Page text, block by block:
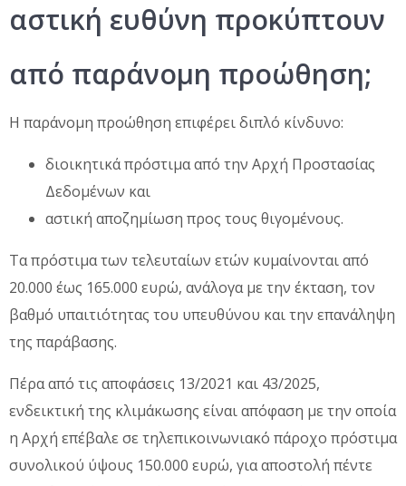
αστική ευθύνη προκύπτουν
από παράνομη προώθηση;
Η παράνομη προώθηση επιφέρει διπλό κίνδυνο:
διοικητικά πρόστιμα από την Αρχή Προστασίας
Δεδομένων και
αστική αποζημίωση προς τους θιγομένους.
Τα πρόστιμα των τελευταίων ετών κυμαίνονται από
20.000 έως 165.000 ευρώ, ανάλογα με την έκταση, τον
βαθμό υπαιτιότητας του υπευθύνου και την επανάληψη
της παράβασης.
Πέρα από τις αποφάσεις 13/2021 και 43/2025,
ενδεικτική της κλιμάκωσης είναι απόφαση με την οποία
η Αρχή επέβαλε σε τηλεπικοινωνιακό πάροχο πρόστιμα
συνολικού ύψους 150.000 ευρώ, για αποστολή πέντε